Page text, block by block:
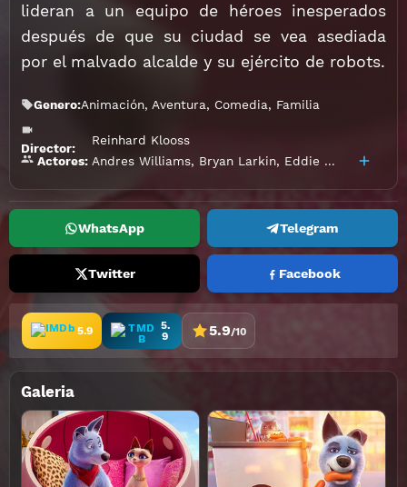
lideran a un equipo de héroes inesperados
después de que su ciudad se vea asediada
por el malvado alcalde y su ejército de robots.
Genero:Animación, Aventura, Comedia, Familia
Director:
Reinhard Klooss
Actores: Andres Williams, Bryan Larkin, Eddie Marsan ,
WhatsApp Telegram
Twitter Facebook
5.9
5.
9
5.9/10
Galeria